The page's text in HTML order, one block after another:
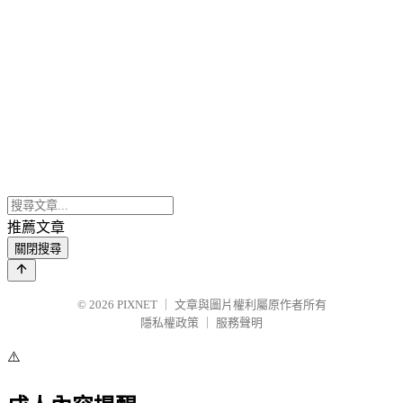
推薦文章
關閉搜尋
© 2026 PIXNET
文章與圖片權利屬原作者所有
隱私權政策
服務聲明
⚠️